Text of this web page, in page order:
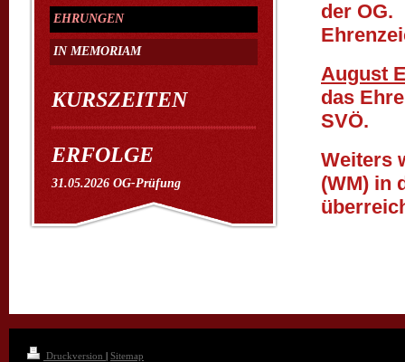
EHRUNGEN
IN MEMORIAM
KURSZEITEN
ERFOLGE
31.05.2026 OG-Prüfung
der OG.
August
das
SVÖ.
Weiters
(WM) in
Druckversion | Sitemap